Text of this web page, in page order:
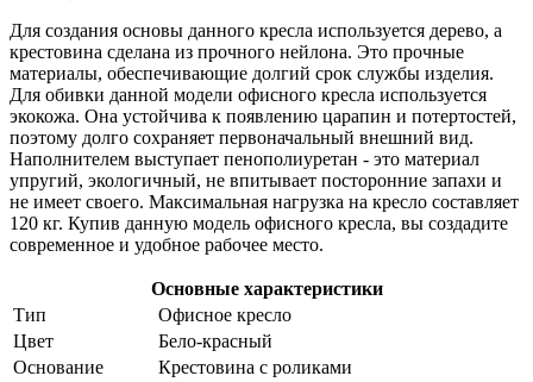
Для создания основы данного кресла используется дерево, а
крестовина сделана из прочного нейлона. Это прочные
материалы, обеспечивающие долгий срок службы изделия.
Для обивки данной модели офисного кресла используется
экокожа. Она устойчива к появлению царапин и потертостей,
поэтому долго сохраняет первоначальный внешний вид.
Наполнителем выступает пенополиуретан - это материал
упругий, экологичный, не впитывает посторонние запахи и
не имеет своего. Максимальная нагрузка на кресло составляет
120 кг. Купив данную модель офисного кресла, вы создадите
современное и удобное рабочее место.
Основные характеристики
Тип
Офисное кресло
Цвет
Бело-красный
Основание
Крестовина с роликами